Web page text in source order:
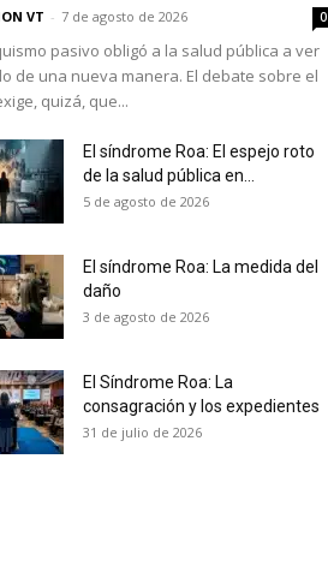
todas las
daños en tu correo
all the news
in your email.
VT - 7 de agosto de 2026 0
pasivo obligó a la salud pública a ver
de una nueva manera. El debate sobre el
quizá, que...
El síndrome Roa: El espejo roto
de la salud pública en...
5 de agosto de 2026
El síndrome Roa: La medida del
daño
3 de agosto de 2026
El Síndrome Roa: La
consagración y los expedientes
31 de julio de 2026